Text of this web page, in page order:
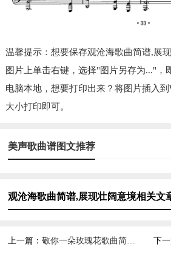
温馨提示：想要保存观沧海歌曲简谱,展
图片上单击右键，选择"图片另存为..."，
电脑本地，想要打印出来？将图片插入到
大小打印即可。
美声歌曲谱图文推荐
观沧海歌曲简谱,展现壮阔意境相关文
上一篇：敬你一朵玫瑰花歌曲简谱,传递深情爱意 下一